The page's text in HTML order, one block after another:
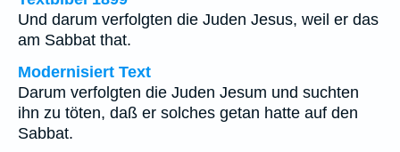
Und darum verfolgten die Juden Jesus, weil er das
am Sabbat that.
Modernisiert Text
Darum verfolgten die Juden Jesum und suchten
ihn zu töten, daß er solches getan hatte auf den
Sabbat.